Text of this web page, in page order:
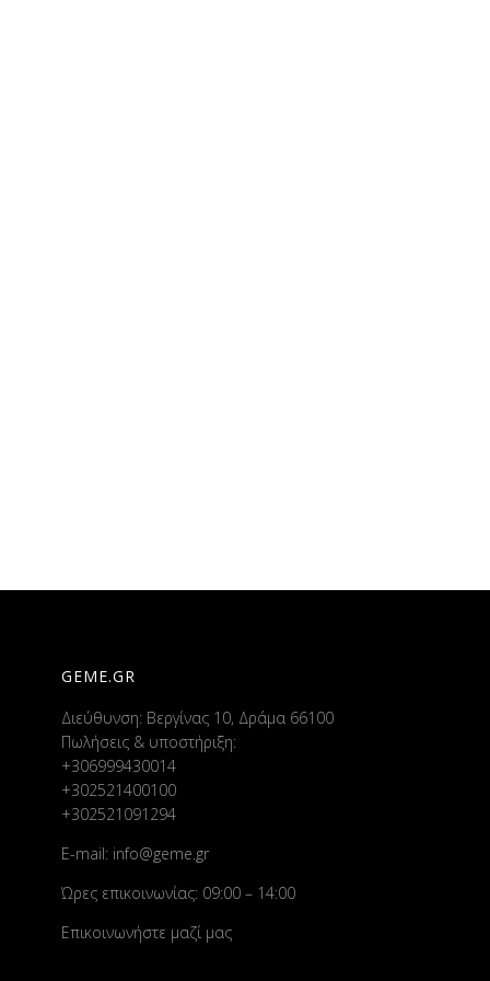
GEME.GR
Διεύθυνση: Βεργίνας 10, Δράμα 66100
Πωλήσεις & υποστήριξη:
+306999430014
+302521400100
+302521091294
E-mail: info@geme.gr
Ώρες επικοινωνίας: 09:00 – 14:00
Επικοινωνήστε μαζί μας